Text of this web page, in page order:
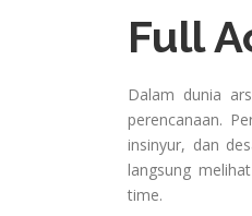
Full
Dalam dunia
perencanaan.
insinyur, dan
langsung
time.